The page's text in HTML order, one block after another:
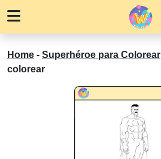
Home - Superhéroe para Colorear
colorear